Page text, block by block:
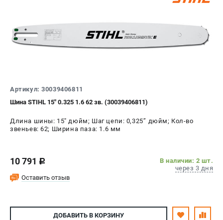
Артикул: 30039406811
Шина STIHL 15" 0.325 1.6 62 зв. (30039406811)
Длина шины: 15" дюйм; Шаг цепи: 0,325’’ дюйм; Кол-во
звеньев: 62; Ширина паза: 1.6 мм
10 791 c
В наличии: 2 шт.
через 3 дня
Оставить отзыв
ДОБАВИТЬ В КОРЗИНУ